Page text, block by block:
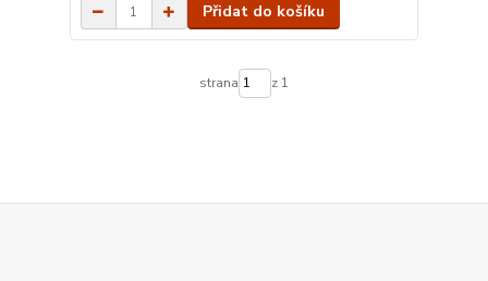
Přidat do košíku
strana z 1